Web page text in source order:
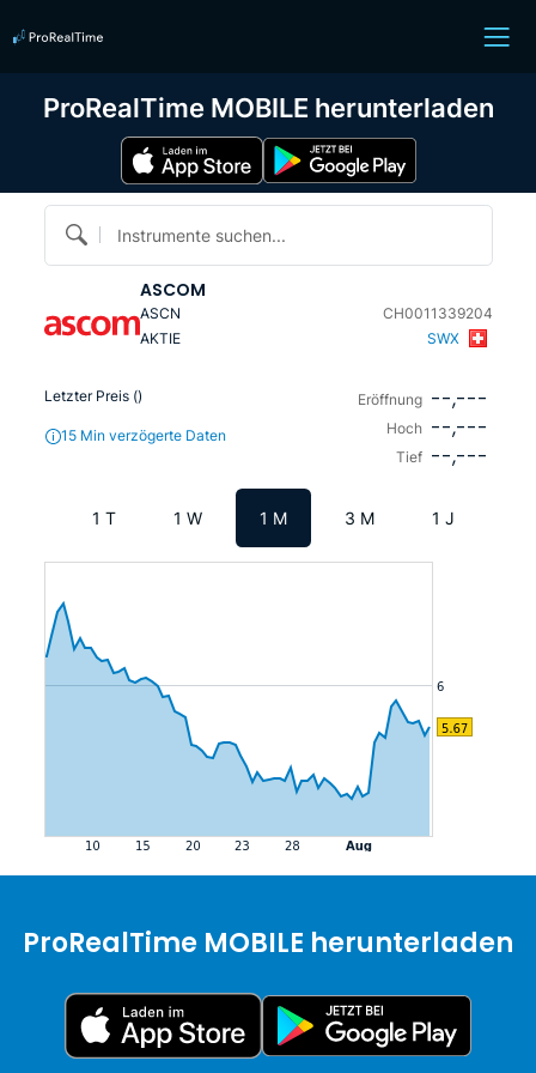
Instrumente suchen...
ASCOM
ASCN
CH0011339204
AKTIE
SWX
Letzter Preis ()
15 Min verzögerte Daten
Eröffnung --,---
Hoch --,---
Tief --,---
1 T 1 W 1 M 3 M 1 J
ProRealTime MOBILE herunterladen
ProRealTime MOBILE herunterladen